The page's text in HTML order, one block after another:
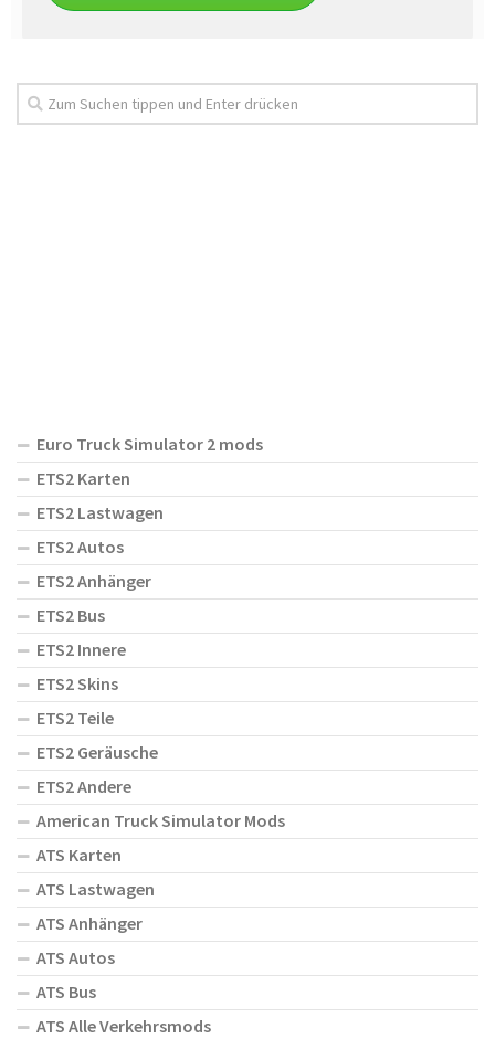
Euro Truck Simulator 2 mods
ETS2 Karten
ETS2 Lastwagen
ETS2 Autos
ETS2 Anhänger
ETS2 Bus
ETS2 Innere
ETS2 Skins
ETS2 Teile
ETS2 Geräusche
ETS2 Andere
American Truck Simulator Mods
ATS Karten
ATS Lastwagen
ATS Anhänger
ATS Autos
ATS Bus
ATS Alle Verkehrsmods